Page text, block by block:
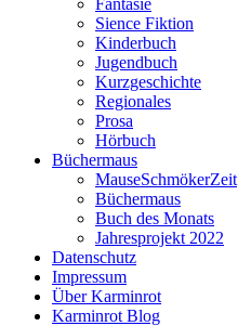
Fantasie
Sience Fiktion
Kinderbuch
Jugendbuch
Kurzgeschichte
Regionales
Prosa
Hörbuch
Büchermaus
MauseSchmökerZeit
Büchermaus
Buch des Monats
Jahresprojekt 2022
Datenschutz
Impressum
Über Karminrot
Karminrot Blog